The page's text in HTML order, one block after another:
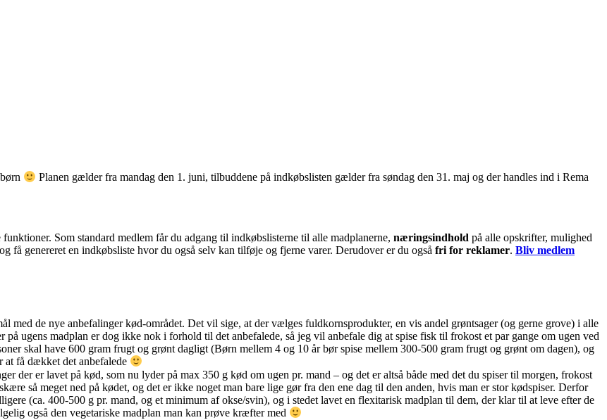
Planen gælder fra mandag den 1. juni, tilbuddene på indkøbslisten gælder fra søndag den 31. maj og der handles ind i Rema
Som standard medlem får du adgang til indkøbslisterne til alle madplanerne, næringsindhold på alle opskrifter, mulighed
få genereret en indkøbsliste hvor du også selv kan tilføje og fjerne varer. Derudover er du også fri for reklamer. Bliv medlem
med de nye anbefalinger kød-området. Det vil sige, at der vælges fuldkornsprodukter, en vis andel grøntsager (og gerne grove) i alle
ugens madplan er dog ikke nok i forhold til det anbefalede, så jeg vil anbefale dig at spise fisk til frokost et par gange om ugen ved
skal have 600 gram frugt og grønt dagligt (Børn mellem 4 og 10 år bør spise mellem 300-500 gram frugt og grønt om dagen), og
at få dækket det anbefalede
der er lavet på kød, som nu lyder på max 350 g kød om ugen pr. mand – og det er altså både med det du spiser til morgen, frokost
så meget ned på kødet, og det er ikke noget man bare lige gør fra den ene dag til den anden, hvis man er stor kødspiser. Derfor
(ca. 400-500 g pr. mand, og et minimum af okse/svin), og i stedet lavet en flexitarisk madplan til dem, der klar til at leve efter de
også den vegetariske madplan man kan prøve kræfter med